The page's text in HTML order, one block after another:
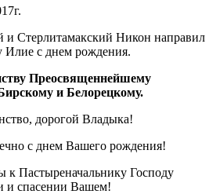
Стерлитамакский Никон направил
Илие с днем рождения.
Преосвященнейшему
и Белорецкому.
дорогой Владыка!
с днем Вашего рождения!
к Пастыреначальнику Господу
и спасении Вашем!